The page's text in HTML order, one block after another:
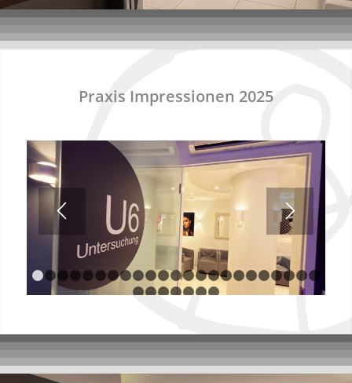
Praxis Impressionen 2025
1 2 3 4 5 6 7 8 9 1011121314151617
24252627282930